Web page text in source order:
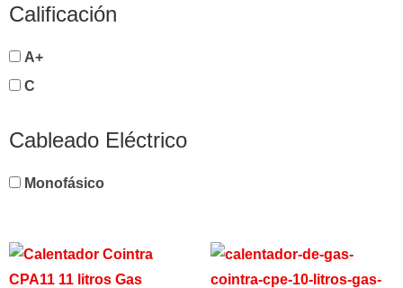
Calificación
A+
C
Cableado Eléctrico
Monofásico